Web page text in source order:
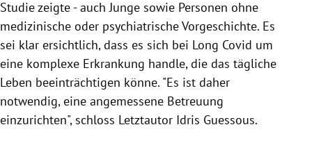
Studie zeigte - auch Junge sowie Personen ohne
medizinische oder psychiatrische Vorgeschichte. Es
sei klar ersichtlich, dass es sich bei Long Covid um
eine komplexe Erkrankung handle, die das tägliche
Leben beeinträchtigen könne. "Es ist daher
notwendig, eine angemessene Betreuung
einzurichten", schloss Letztautor Idris Guessous.